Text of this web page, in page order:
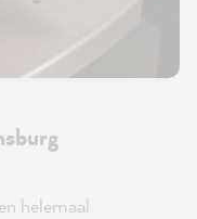
helemaal